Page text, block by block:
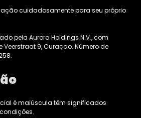
cuidadosamente para seu próprio
pela Aurora Holdings N.V., com
9, Curaçao. Número de
é maiúscula têm significados